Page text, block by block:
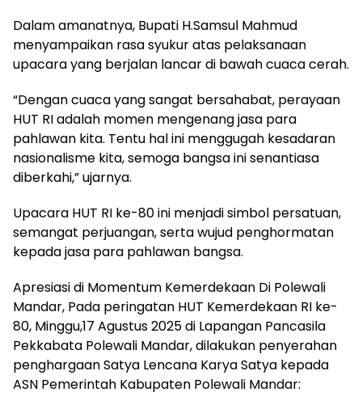
Dalam amanatnya, Bupati H.Samsul Mahmud
menyampaikan rasa syukur atas pelaksanaan
upacara yang berjalan lancar di bawah cuaca cerah.
“Dengan cuaca yang sangat bersahabat, perayaan
HUT RI adalah momen mengenang jasa para
pahlawan kita. Tentu hal ini menggugah kesadaran
nasionalisme kita, semoga bangsa ini senantiasa
diberkahi,” ujarnya.
Upacara HUT RI ke-80 ini menjadi simbol persatuan,
semangat perjuangan, serta wujud penghormatan
kepada jasa para pahlawan bangsa.
Apresiasi di Momentum Kemerdekaan Di Polewali
Mandar, Pada peringatan HUT Kemerdekaan RI ke-
80, Minggu,17 Agustus 2025 di Lapangan Pancasila
Pekkabata Polewali Mandar, dilakukan penyerahan
penghargaan Satya Lencana Karya Satya kepada
ASN Pemerintah Kabupaten Polewali Mandar: